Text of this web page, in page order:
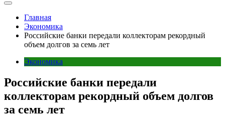
Главная
Экономика
Российские банки передали коллекторам рекордный
объем долгов за семь лет
Экономика
Российские банки передали
коллекторам рекордный объем долгов
за семь лет